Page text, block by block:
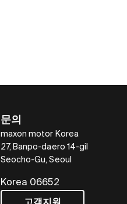
문의
maxon motor Korea
27, Banpo-daero 14-gil
Seocho-Gu, Seoul
Korea 06652